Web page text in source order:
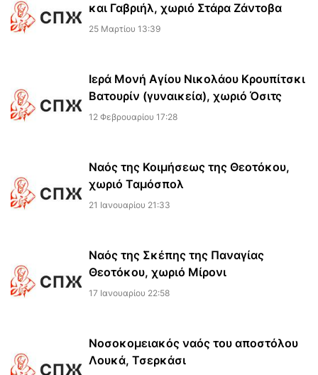
και Γαβριήλ, χωριό Στάρα Ζάντοβα
25 Μαρτίου 13:39
Ιερά Μονή Αγίου Νικολάου Κρουπίτσκι
Βατουρίν (γυναικεία), χωριό Όσιτς
12 Φεβρουαρίου 17:28
Ναός της Κοιμήσεως της Θεοτόκου,
χωριό Ταμόσπολ
21 Ιανουαρίου 21:33
Ναός της Σκέπης της Παναγίας
Θεοτόκου, χωριό Μίρονι
17 Ιανουαρίου 22:58
Νοσοκομειακός ναός του αποστόλου
Λουκά, Τσερκάσι